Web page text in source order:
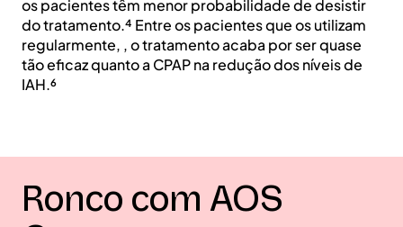
os pacientes têm menor probabilidade de desistir
do tratamento.⁴ Entre os pacientes que os utilizam
regularmente, , o tratamento acaba por ser quase
tão eficaz quanto a CPAP na redução dos níveis de
IAH.⁶
Ronco com AOS